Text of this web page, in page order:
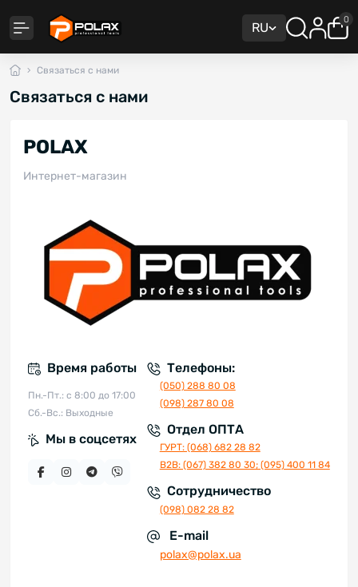
RU
0
Связаться с нами
Связаться с нами
POLAX
Интернет-магазин
Время работы
Пн.-Пт.: с 8:00 до 17:00
Сб.-Вс.: Выходные
Мы в соцсетях
Телефоны:
(050) 288 80 08
(098) 287 80 08
Отдел ОПТА
ГУРТ: (068) 682 28 82
В2В: (067) 382 80 30; (095) 400 11 84
Сотрудничество
(098) 082 28 82
E-mail
polax@polax.ua